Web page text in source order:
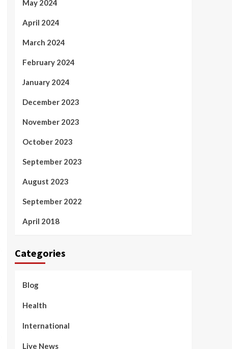
May 2024
April 2024
March 2024
February 2024
January 2024
December 2023
November 2023
October 2023
September 2023
August 2023
September 2022
April 2018
Categories
Blog
Health
International
Live News